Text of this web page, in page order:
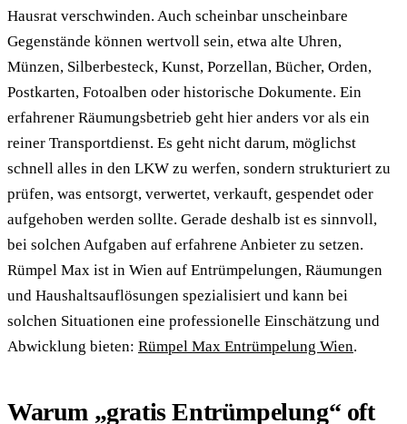
Hausrat verschwinden. Auch scheinbar unscheinbare
Gegenstände können wertvoll sein, etwa alte Uhren,
Münzen, Silberbesteck, Kunst, Porzellan, Bücher, Orden,
Postkarten, Fotoalben oder historische Dokumente. Ein
erfahrener Räumungsbetrieb geht hier anders vor als ein
reiner Transportdienst. Es geht nicht darum, möglichst
schnell alles in den LKW zu werfen, sondern strukturiert zu
prüfen, was entsorgt, verwertet, verkauft, gespendet oder
aufgehoben werden sollte. Gerade deshalb ist es sinnvoll,
bei solchen Aufgaben auf erfahrene Anbieter zu setzen.
Rümpel Max ist in Wien auf Entrümpelungen, Räumungen
und Haushaltsauflösungen spezialisiert und kann bei
solchen Situationen eine professionelle Einschätzung und
Abwicklung bieten: Rümpel Max Entrümpelung Wien.
Warum „gratis Entrümpelung“ oft